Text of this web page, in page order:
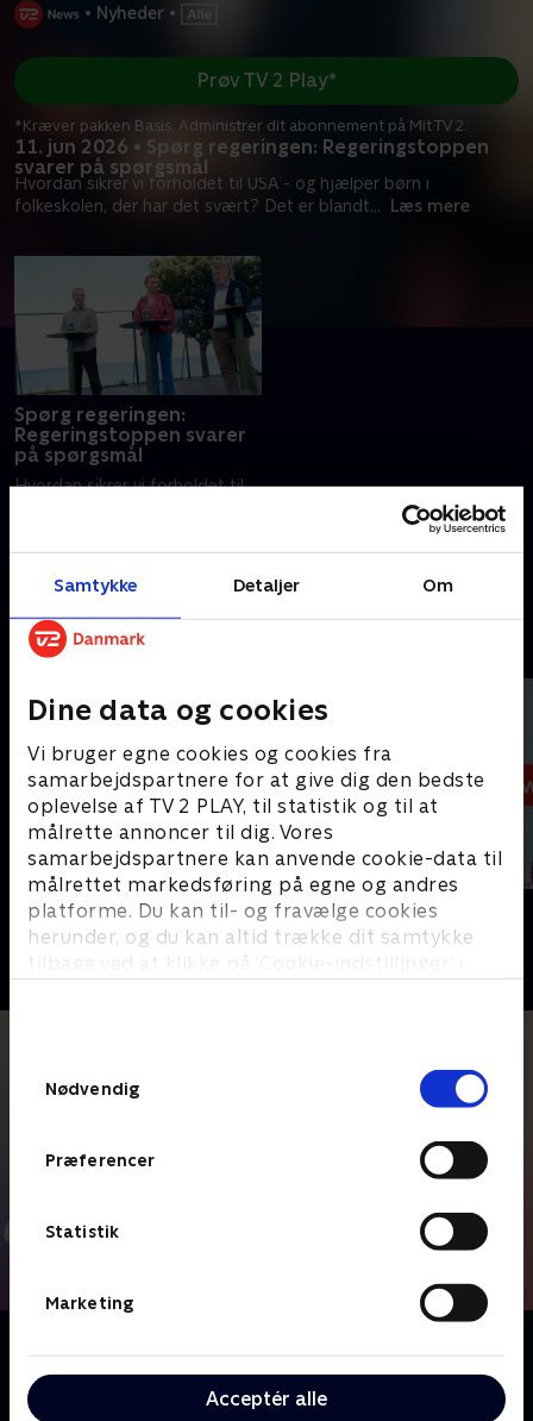
Samtykke Detaljer Om
Dine data og cookies
Vi bruger egne cookies og cookies fra
samarbejdspartnere for at give dig den bedste
oplevelse af TV 2 PLAY, til statistik og til at
målrette annoncer til dig. Vores
samarbejdspartnere kan anvende cookie-data til
målrettet markedsføring på egne og andres
platforme. Du kan til- og fravælge cookies
herunder, og du kan altid trække dit samtykke
tilbage ved at klikke på ’Cookie-indstillinger’ i
Nødvendig
Præferencer
Statistik
Marketing
Acceptér alle
• Nyheder •
11. jun 2026 • Spørg regeringen: Regeringstoppen
svarer på spørgsmål
Hvordan sikrer vi forholdet til USA - og hjælper børn i
folkeskolen, der har det svært? Det er blandt... Læs mere
Prøv TV 2 Play*
*Kræver pakken Basis. Administrer dit abonnement på Mit TV 2.
Spørg regeringen:
Regeringstoppen svarer
på spørgsmål
Hvordan sikrer vi forholdet til
Det er blandt danskernes
spørgsmål til regeringen.
11. juni 2026 • 45 min
Andre så også
19 News
Nyheder
12 News
Nyheder
Få svar på nogle af de oftest stillede spørgsmål i
forbindelse med folketingsvalget 2026.